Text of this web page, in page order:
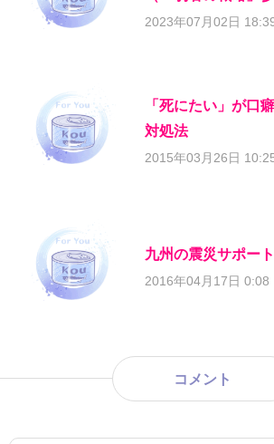
2023年07月02日
「死にたい」が口
対処法
2015年03月26日
九州の震災サポー
2016年04月17日 0:08
コメント